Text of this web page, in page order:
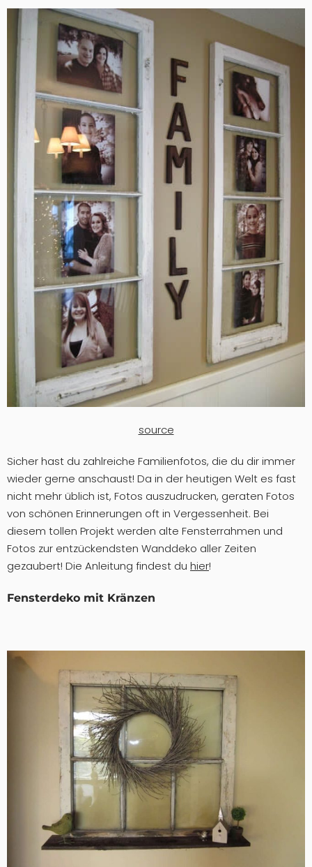
source
Sicher hast du zahlreiche Familienfotos, die du dir immer
wieder gerne anschaust! Da in der heutigen Welt es fast
nicht mehr üblich ist, Fotos auszudrucken, geraten Fotos
von schönen Erinnerungen oft in Vergessenheit. Bei
diesem tollen Projekt werden alte Fensterrahmen und
Fotos zur entzückendsten Wanddeko aller Zeiten
gezaubert! Die Anleitung findest du hier!
Fensterdeko mit Kränzen